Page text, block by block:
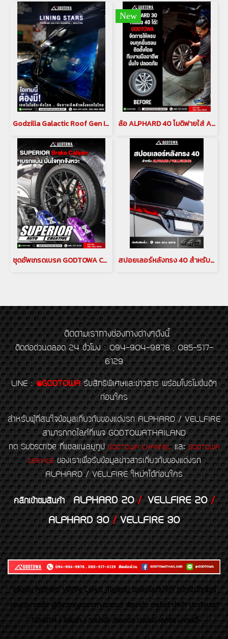
Godzilla Galactic Roof Gen II หลังคาดาวสำหรับ อัลพาร์ด เวลไฟร์ ALPHARD/VELLFIRE 20 รุ่นปี 2008-2014 , ALPHARD/VELLFIRE 30 รุ่นปี 2015-2023(copy)(copy)
New
ล้อ ALPHARD 40 โมดิฟายใส่ ALPHARD 30
ชุดอัพเกรดเบรค GODTOWA CALIPER BREAK คาลิปเปอร์เบรก ดิสเบรค GODTOWA สำหรับรถยนต์ ALPHARD / VELLFIRE 30 รุ่นปี 2015-2022(copy)(copy) สปอยเลอร์หลังทรง 40 สำหรับ ALPHARD / VELLFIRE 30
ติดตามเราทางช่องทางต่างๆดังนี้
ติดต่อด่วนตลอด 24 ชั่วโมง : 094-904-9878 , 085-517-
6129
LINE : @GODTOWA รับสิทธิพิเศษและข่าวสาร พร้อมโปรโมชั่นดีๆ
ก่อนใคร
สำหรับผู้ที่สนใจข้อมูลเกี่ยวกับของแต่งรถ ALPHARD / VELLFIRE
สามารถกดไลค์ที่เพจ GODTOWATHAILAND
กด Subscribe ที่แชลแนลยูทูป GODTOWA CHANNELและGODTOWA
SERVICEของเราเพื่อรับข้อมูลข่าวสารเกี่ยวกับของแต่งรถ
ALPHARD / VELLFIRE ใหม่ๆได้ก่อนใคร
คลิกเข้าชมสินค้า ALPHARD 20/VELLFIRE 20/
ALPHARD 30/VELLFIRE 30
ของเเต่ง Alphard Vellfire Lexus Majesty ของเเต่งรถนำเข้า อุปกรณ์ตกแต่ง
ของแต่ง ชุดล้อ ผู้เชี่ยวชาญเฉพาะทางรถยนต์ อัลพาร์ด เวลไฟร์ นำเข้า ประดับยนต์
TOYOTA ( โตโยต้า ) รถนำเข้า อัลพาร์ด เวลไฟร์ เลกซัส มาเจสตี้